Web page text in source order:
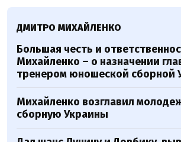
ДМИТРО МИХАЙЛЕНКО
Большая честь и
Михайленко – о назначении
тренером юношеской сборной
Михайленко возглавил
сборную Украины